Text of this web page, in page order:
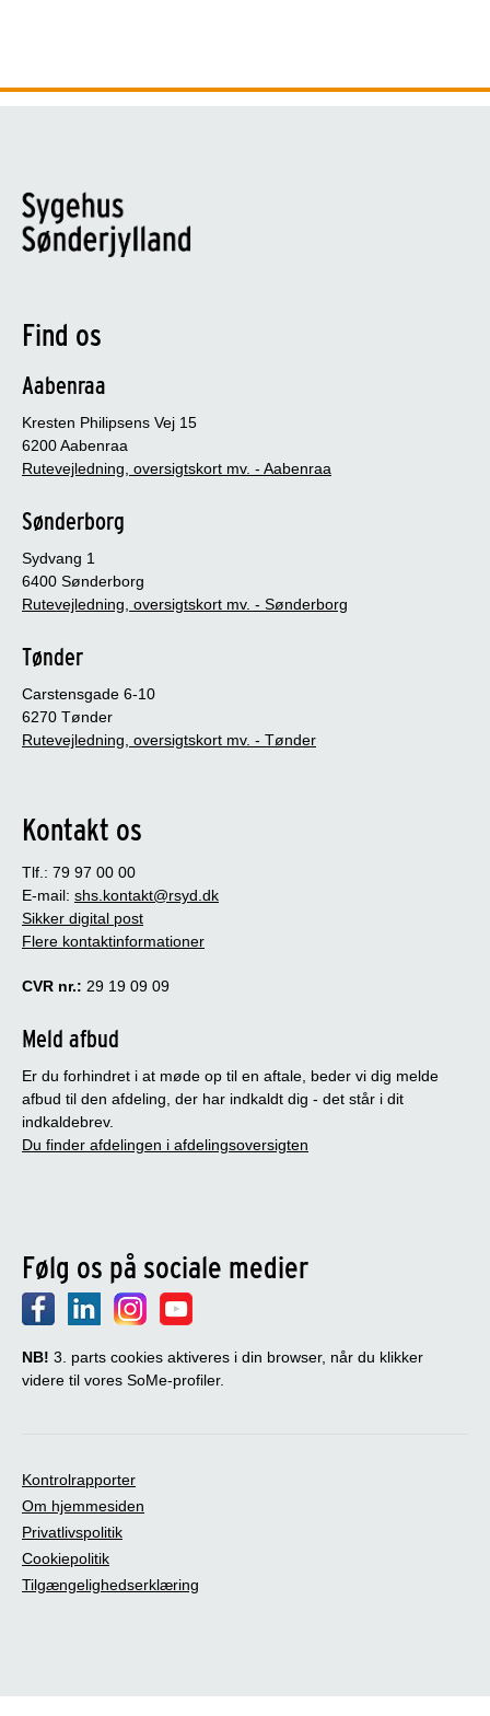
Find os
Aabenraa
Kresten Philipsens Vej 15
6200 Aabenraa
Rutevejledning, oversigtskort mv. - Aabenraa
Sønderborg
Sydvang 1
6400 Sønderborg
Rutevejledning, oversigtskort mv. - Sønderborg
Tønder
Carstensgade 6-10
6270 Tønder
Rutevejledning, oversigtskort mv. - Tønder
Kontakt os
Tlf.: 79 97 00 00
E-mail: shs.kontakt@rsyd.dk
Sikker digital post
Flere kontaktinformationer
CVR nr.: 29 19 09 09
Meld afbud
Er du forhindret i at møde op til en aftale, beder vi dig melde
afbud til den afdeling, der har indkaldt dig - det står i dit
indkaldebrev.
Du finder afdelingen i afdelingsoversigten
Følg os på sociale medier
NB! 3. parts cookies aktiveres i din browser, når du klikker
videre til vores SoMe-profiler.
Kontrolrapporter
Om hjemmesiden
Privatlivspolitik
Cookiepolitik
Tilgængelighedserklæring